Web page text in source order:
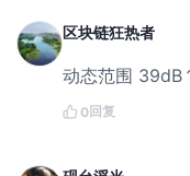
区块链狂热者
动态范围 39dB
0回复